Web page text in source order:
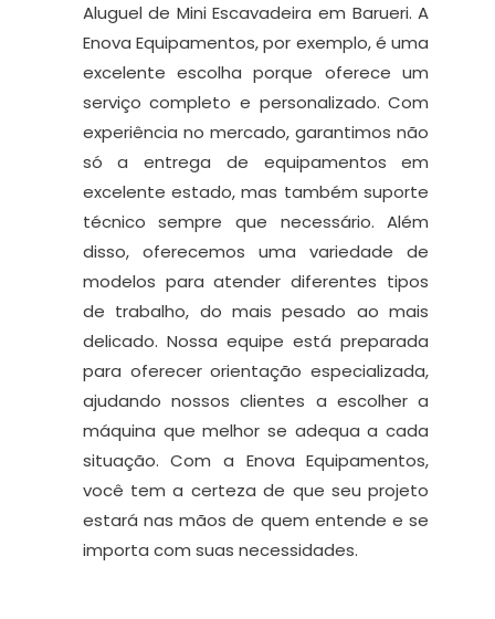
Aluguel de Mini Escavadeira em Barueri. A
Enova Equipamentos, por exemplo, é uma
excelente escolha porque oferece um
serviço completo e personalizado. Com
experiência no mercado, garantimos não
só a entrega de equipamentos em
excelente estado, mas também suporte
técnico sempre que necessário. Além
disso, oferecemos uma variedade de
modelos para atender diferentes tipos
de trabalho, do mais pesado ao mais
delicado. Nossa equipe está preparada
para oferecer orientação especializada,
ajudando nossos clientes a escolher a
máquina que melhor se adequa a cada
situação. Com a Enova Equipamentos,
você tem a certeza de que seu projeto
estará nas mãos de quem entende e se
importa com suas necessidades.